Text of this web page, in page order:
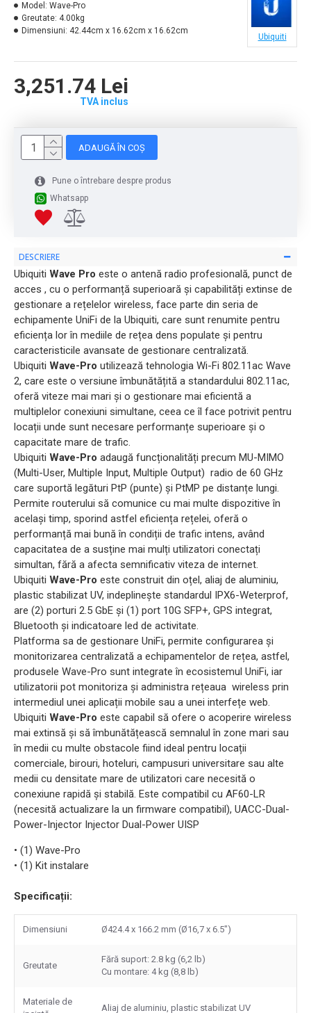
3,251.74 Lei
TVA inclus
Model: Wave-Pro
Greutate: 4.00kg
Dimensiuni: 42.44cm x 16.62cm x 16.62cm
Ubiquiti
ADAUGĂ ÎN COȘ
Pune o întrebare despre produs
Whatsapp
DESCRIERE
Ubiquiti Wave Pro este o antenă radio profesională, punct de
acces , cu o performanță superioară și capabilități extinse de
gestionare a rețelelor wireless, face parte din seria de
echipamente UniFi de la Ubiquiti, care sunt renumite pentru
eficiența lor în mediile de rețea dens populate și pentru
caracteristicile avansate de gestionare centralizată.
Ubiquiti Wave-Pro utilizează tehnologia Wi-Fi 802.11ac Wave
2, care este o versiune îmbunătățită a standardului 802.11ac,
oferă viteze mai mari și o gestionare mai eficientă a
multiplelor conexiuni simultane, ceea ce îl face potrivit pentru
locații unde sunt necesare performanțe superioare și o
capacitate mare de trafic.
Ubiquiti Wave-Pro adaugă funcționalități precum MU-MIMO
(Multi-User, Multiple Input, Multiple Output) radio de 60 GHz
care suportă legături PtP (punte) și PtMP pe distanțe lungi.
Permite routerului să comunice cu mai multe dispozitive în
același timp, sporind astfel eficiența rețelei, oferă o
performanță mai bună în condiții de trafic intens, având
capacitatea de a susține mai mulți utilizatori conectați
simultan, fără a afecta semnificativ viteza de internet.
Ubiquiti Wave-Pro este construit din oțel, aliaj de aluminiu,
plastic stabilizat UV, indeplinește standardul IPX6-Weterprof,
are (2) porturi 2.5 GbE și (1) port 10G SFP+, GPS integrat,
Bluetooth și indicatoare led de activitate.
Platforma sa de gestionare UniFi, permite configurarea și
monitorizarea centralizată a echipamentelor de rețea, astfel,
produsele Wave-Pro sunt integrate în ecosistemul UniFi, iar
utilizatorii pot monitoriza și administra rețeaua wireless prin
intermediul unei aplicații mobile sau a unei interfețe web.
Ubiquiti Wave-Pro este capabil să ofere o acoperire wireless
mai extinsă și să îmbunătățească semnalul în zone mari sau
în medii cu multe obstacole fiind ideal pentru locații
comerciale, birouri, hoteluri, campusuri universitare sau alte
medii cu densitate mare de utilizatori care necesită o
conexiune rapidă și stabilă. Este compatibil cu AF60-LR
(necesită actualizare la un firmware compatibil), UACC-Dual-
Power-Injector Injector Dual-Power UISP
• (1) Wave-Pro
• (1) Kit instalare
Specificații:
Dimensiuni Ø424.4 x 166.2 mm (Ø16,7 x 6.5")
Greutate
Fără suport: 2.8 kg (6,2 lb)
Cu montare: 4 kg (8,8 lb)
Materiale de
Aliaj de aluminiu, plastic stabilizat UV